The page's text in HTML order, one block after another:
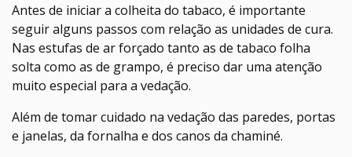
Antes de iniciar a colheita do tabaco, é importante
seguir alguns passos com relação as unidades de cura.
Nas estufas de ar forçado tanto as de tabaco folha
solta como as de grampo, é preciso dar uma atenção
muito especial para a vedação.
Além de tomar cuidado na vedação das paredes, portas
e janelas, da fornalha e dos canos da chaminé.